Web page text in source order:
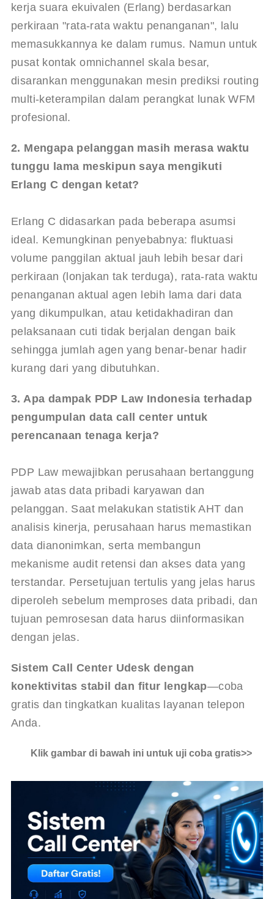
kerja suara ekuivalen (Erlang) berdasarkan
perkiraan "rata-rata waktu penanganan", lalu
memasukkannya ke dalam rumus. Namun untuk
pusat kontak omnichannel skala besar,
disarankan menggunakan mesin prediksi routing
multi-keterampilan dalam perangkat lunak WFM
profesional.
2. Mengapa pelanggan masih merasa waktu
tunggu lama meskipun saya mengikuti
Erlang C dengan ketat?
Erlang C didasarkan pada beberapa asumsi
ideal. Kemungkinan penyebabnya: fluktuasi
volume panggilan aktual jauh lebih besar dari
perkiraan (lonjakan tak terduga), rata-rata waktu
penanganan aktual agen lebih lama dari data
yang dikumpulkan, atau ketidakhadiran dan
pelaksanaan cuti tidak berjalan dengan baik
sehingga jumlah agen yang benar-benar hadir
kurang dari yang dibutuhkan.
3. Apa dampak PDP Law Indonesia terhadap
pengumpulan data call center untuk
perencanaan tenaga kerja?
PDP Law mewajibkan perusahaan bertanggung
jawab atas data pribadi karyawan dan
pelanggan. Saat melakukan statistik AHT dan
analisis kinerja, perusahaan harus memastikan
data dianonimkan, serta membangun
mekanisme audit retensi dan akses data yang
terstandar. Persetujuan tertulis yang jelas harus
diperoleh sebelum memproses data pribadi, dan
tujuan pemrosesan data harus diinformasikan
dengan jelas.
Sistem Call Center Udesk dengan
konektivitas stabil dan fitur lengkap—coba
gratis dan tingkatkan kualitas layanan telepon
Anda.
Klik gambar di bawah ini untuk uji coba gratis>>